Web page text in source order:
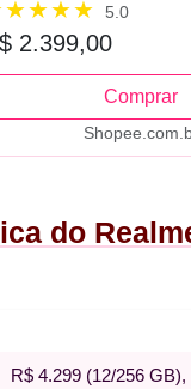
ADS
5.0
2.399,00
Comprar
do
R$ 4.299 (12/256